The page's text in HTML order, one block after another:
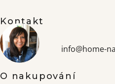
Kontakt
info@home-
O nakupování